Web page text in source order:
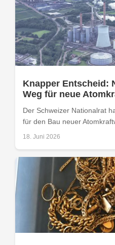
Knapper Entscheid:
Weg für neue
Der Schweizer Nationalrat
für den Bau neuer
18. Juni 2026